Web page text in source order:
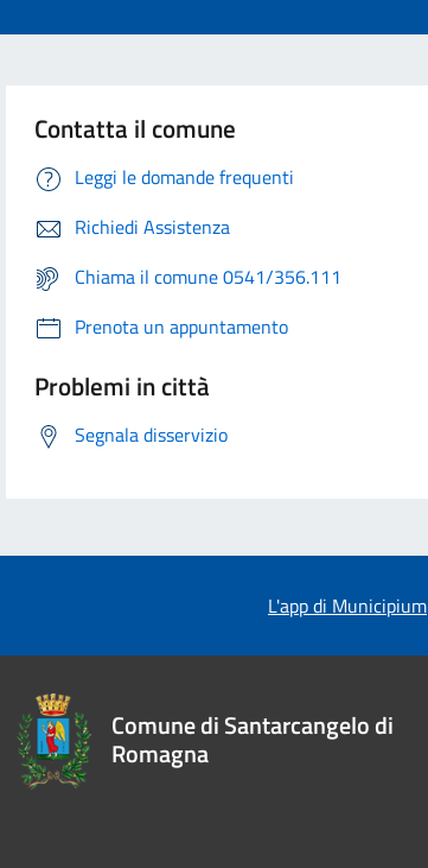
Contatta il comune
Leggi le domande frequenti
Richiedi Assistenza
Chiama il comune 0541/356.111
Prenota un appuntamento
Problemi in città
Segnala disservizio
L'app di Municipium
Comune di Santarcangelo di
Romagna